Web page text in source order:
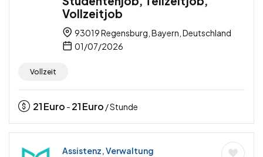
Vollzeitjob
93019 Regensburg, Bayern, Deutschland
01/07/2026
Vollzeit
21Euro - 21Euro / Stunde
Assistenz, Verwaltung